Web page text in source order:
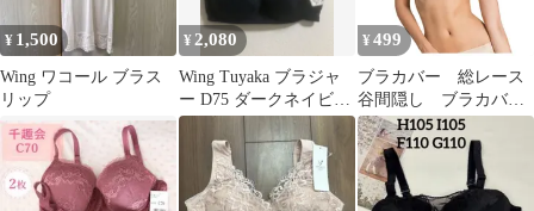
¥ 1,500
Wing ワコール ブラス
リップ
¥2,080
Wing Tuyaka ブラジャ
ー D75 ダークネイビー
新品
¥ 499
ブラカバー 総レース
谷間隠し ブラカバー
胸元カバー トップカバ
ー バストラインカバー
胸の谷間を隠す インナ
ー チラ見え 下着 綿 谷